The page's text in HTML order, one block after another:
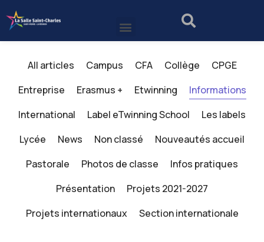
All articles Campus CFA Collège
CPGE
Entreprise
Erasmus + Etwinning
Informations
International
Label eTwinning School
Les labels
Lycée
News Non classé
Nouveautés accueil
Pastorale
Photos de classe
Infos pratiques
Présentation
Projets 2021-2027
Projets internationaux
Section internationale